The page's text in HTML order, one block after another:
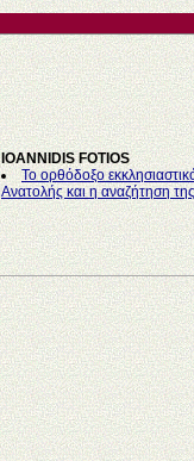
IOANNIDIS FOTIOS
Το ορθόδοξο
Ανατολής και η αναζήτηση